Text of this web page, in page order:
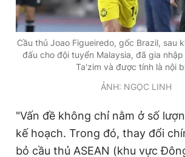
Cầu thủ Joao Figueiredo, gốc Brazil, sau
đấu cho đội tuyển Malaysia, đã gia nhập
Ta'zim và được tính là nội
ẢNH: NGỌC LINH
"Vấn đề không chỉ nằm ở số
kế hoạch. Trong đó, thay đổi
bỏ cầu thủ ASEAN (khu vực